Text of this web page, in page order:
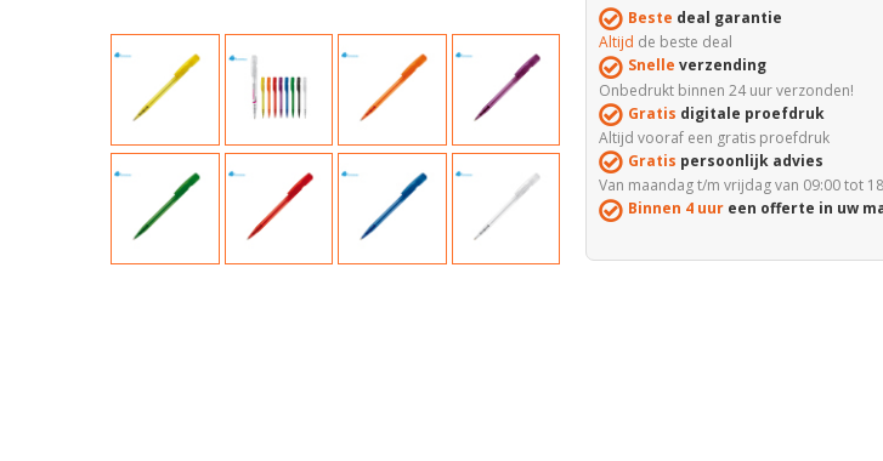
Beste deal garantie
Altijd de beste deal
Snelle verzending
Onbedrukt binnen 24 uur verzonden!
Gratis digitale proefdruk
Altijd vooraf een gratis proefdruk
Gratis persoonlijk advies
Van maandag t/m vrijdag van 09:00 tot
Binnen 4 uureen offerte in uw